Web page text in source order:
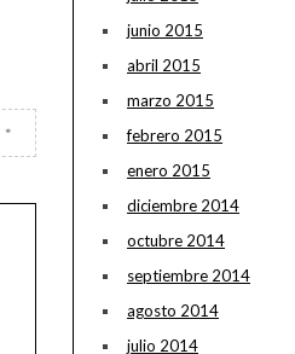
*
junio 2015
abril 2015
marzo 2015
febrero 2015
enero 2015
diciembre 2014
octubre 2014
septiembre 2014
agosto 2014
julio 2014